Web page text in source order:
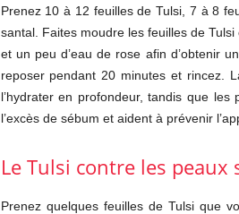
Prenez 10 à 12 feuilles de Tulsi, 7 à 8
santal. Faites moudre les feuilles de
et un peu d’eau de rose afin d’obtenir
reposer pendant 20 minutes et rincez.
l’hydrater en profondeur, tandis que
l’excès de sébum et aident à prévenir
Le Tulsi contre les peaux
Prenez quelques feuilles de Tulsi que